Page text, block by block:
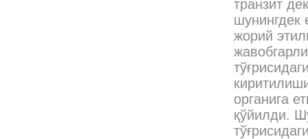
транзит
шунингдек
жорий
органига
қўйилди.